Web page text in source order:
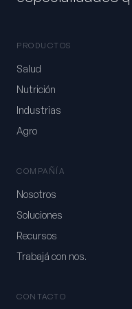
PRODUCTOS
Salud
Nutrición
Industrias
Agro
COMPAÑÍA
Nosotros
Soluciones
Recursos
Trabajá con nos.
CONTACTO